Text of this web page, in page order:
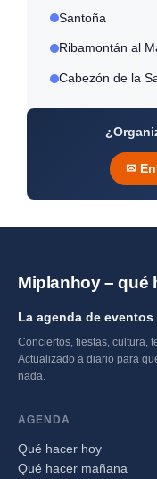
Santoña
Ribamontán al
Cabezón de la
✉
Miplanhoy – qué
La agenda de
Conciertos, fiestas, cultura,
Actualizado a diario para
nada.
AGENDA
Qué hacer hoy
Qué hacer mañana